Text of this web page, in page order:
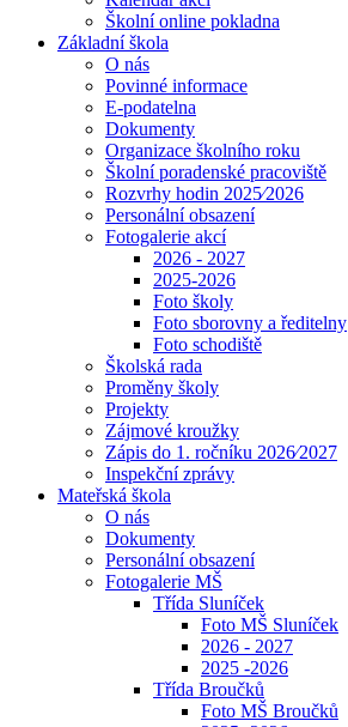
Školní online pokladna
Základní škola
O nás
Povinné informace
E-podatelna
Dokumenty
Organizace školního roku
Školní poradenské pracoviště
Rozvrhy hodin 2025⁄2026
Personální obsazení
Fotogalerie akcí
2026 - 2027
2025-2026
Foto školy
Foto sborovny a ředitelny
Foto schodiště
Školská rada
Proměny školy
Projekty
Zájmové kroužky
Zápis do 1. ročníku 2026⁄2027
Inspekční zprávy
Mateřská škola
O nás
Dokumenty
Personální obsazení
Fotogalerie MŠ
Třída Sluníček
Foto MŠ Sluníček
2026 - 2027
2025 -2026
Třída Broučků
Foto MŠ Broučků